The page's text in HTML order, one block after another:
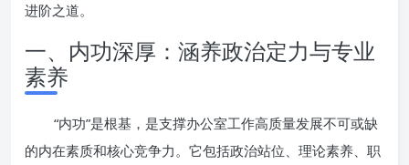
进阶之道。
一、内功深厚：涵养政治定力与专业
素养
“内功”是根基，是支撑办公室工作高质量发展不可或缺
的内在素质和核心竞争力。它包括政治站位、理论素养、职